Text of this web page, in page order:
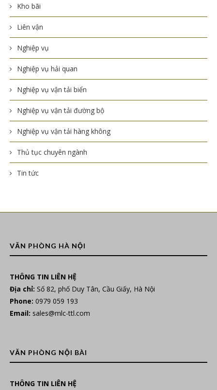
Kho bãi
Liên vận
Nghiệp vụ
Nghiệp vụ hải quan
Nghiệp vụ vận tải biển
Nghiệp vụ vận tải đường bộ
Nghiệp vụ vận tải hàng không
Thủ tục chuyên ngành
Tin tức
VĂN PHÒNG HÀ NỘI
THÔNG TIN LIÊN HỆ
Địa chỉ: Số 82, phố Duy Tân, Cầu Giấy, Hà Nội
Phone: 0979 059 193
Email: sales@mlc-ttl.com
VĂN PHÒNG NỘI BÀI
THÔNG TIN LIÊN HỆ